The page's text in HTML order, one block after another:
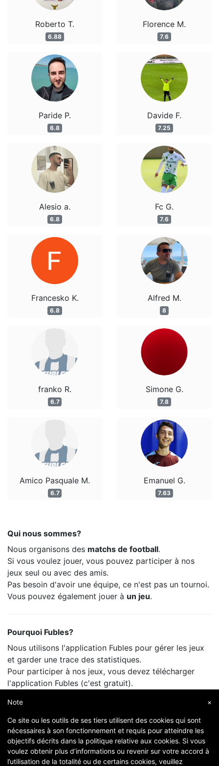
Roberto T.
6.88
Paride P.
6.8
Alesio a.
6.8
Francesko K.
6.8
franko R.
6.7
Amico Pasquale M.
6.7
Florence M.
7.6
Davide F.
7.25
Fc G.
7.6
Alfred M.
8
Simone G.
7.8
Emanuel G.
7.63
Qui nous sommes?
Nous organisons des matchs de football.
Si vous voulez jouer, vous pouvez participer à nos
jeux seul ou avec des amis.
Pas besoin d'avoir une équipe, ce n'est pas un tournoi.
Vous pouvez également jouer à un jeu.
Pourquoi Fubles?
Nous utilisons l'application Fubles pour gérer les jeux
et garder une trace des statistiques.
Pour participer à nos jeux, vous devez télécharger
l'application Fubles (c'est gratuit).
vous jouez avec vos amis.
×
Note
Ce site ou les outils de ses tiers utilisent des cookies qui sont
nécessaires à son fonctionnement et requis pour atteindre les
objectifs décrits dans la politique relative aux cookies. Si vous
voulez obtenir plus d’informations ou revenir sur votre accord à
l’utilisation de la totalité ou de certains cookies, veuillez